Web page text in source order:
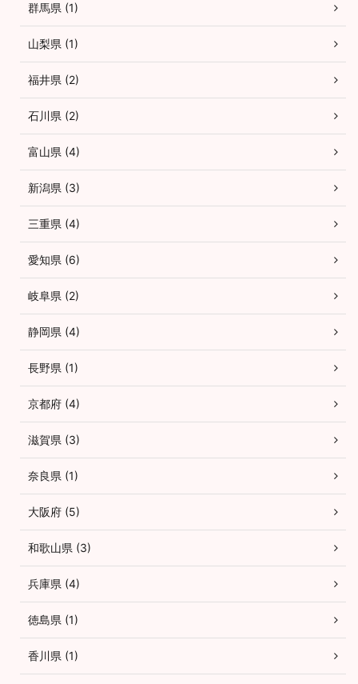
群馬県 (1)
山梨県 (1)
福井県 (2)
石川県 (2)
富山県 (4)
新潟県 (3)
三重県 (4)
愛知県 (6)
岐阜県 (2)
静岡県 (4)
長野県 (1)
京都府 (4)
滋賀県 (3)
奈良県 (1)
大阪府 (5)
和歌山県 (3)
兵庫県 (4)
徳島県 (1)
香川県 (1)